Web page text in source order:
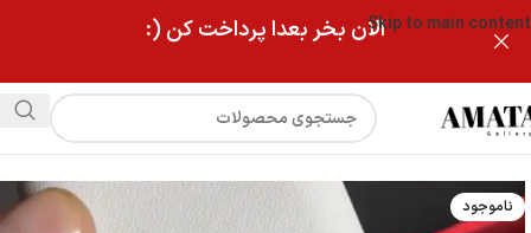
Skip to main contentالان بخر بعدا پرداخت کن (:
فروشگاه
ناموجود